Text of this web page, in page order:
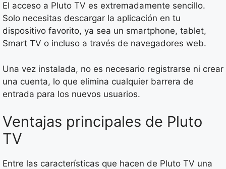
El acceso a Pluto TV es extremadamente sencillo.
Solo necesitas descargar la aplicación en tu
dispositivo favorito, ya sea un smartphone, tablet,
Smart TV o incluso a través de navegadores web.
Una vez instalada, no es necesario registrarse ni crear
una cuenta, lo que elimina cualquier barrera de
entrada para los nuevos usuarios.
Ventajas principales de Pluto
TV
Entre las características que hacen de Pluto TV una